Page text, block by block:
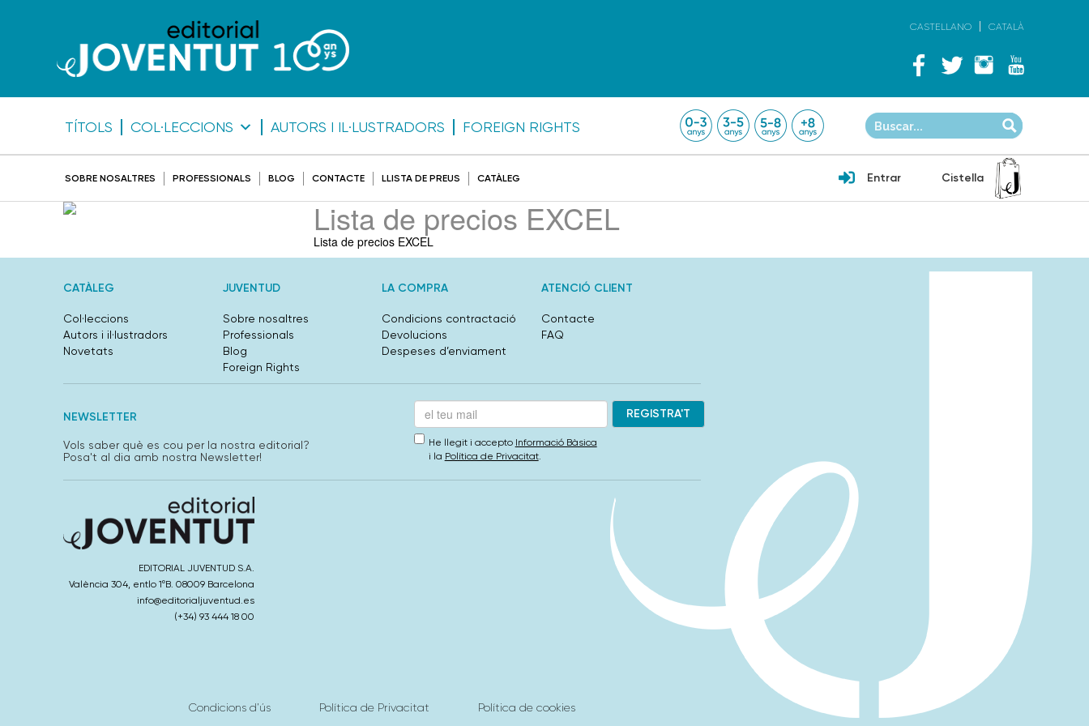
CASTELLANO CATALÀ
TÍTOLS COL·LECCIONS AUTORS I IL·LUSTRADORS FOREIGN RIGHTS
SOBRE NOSALTRES PROFESSIONALS BLOG CONTACTE LLISTA DE PREUS CATÀLEG Entrar Cistella
Lista de precios EXCEL
Lista de precios EXCEL
CATÀLEG
Col·leccions
Autors i il·lustradors
Novetats
JUVENTUD
Sobre nosaltres
Professionals
Blog
Foreign Rights
LA COMPRA
Condicions contractació
Devolucions
Despeses d’enviament
ATENCIÓ CLIENT
Contacte
FAQ
NEWSLETTER
Vols saber què es cou per la nostra editorial?
Posa't al dia amb nostra Newsletter!
He llegit i accepto Informació Bàsica
i la Política de Privacitat.
EDITORIAL JUVENTUD S.A.
València 304, entlo 1ºB. 08009 Barcelona
info@editorialjuventud.es
(+34) 93 444 18 00
Condicions d’ús Política de Privacitat Política de cookies